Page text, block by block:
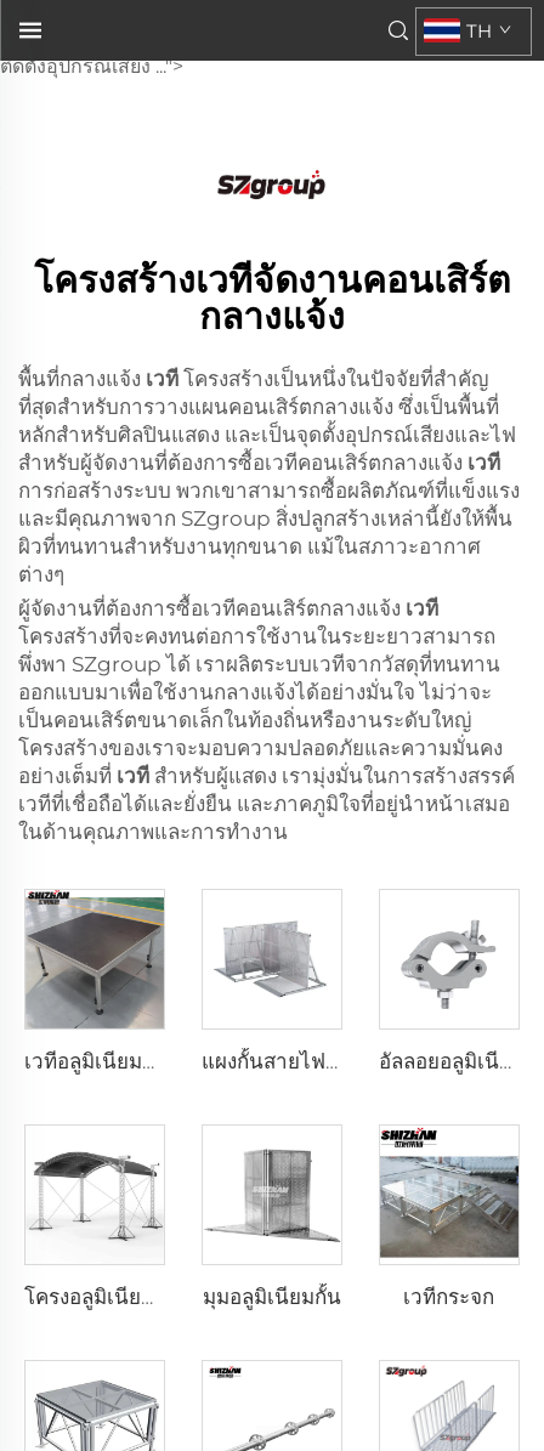
เวทีกลางแจ้งเป็นหนึ่งในปัจจัยที่สำคัญที่สุดสำหรับการวางแผนงาน
คอนเสิร์ตกลางแจ้ง ซึ่งเป็นพื้นที่หลักในการแสดงของศิลปินและจุด
ติดตั้งอุปกรณ์เสียง ...">
TH
โครงสร้างเวทีจัดงานคอนเสิร์ต
กลางแจ้ง
พื้นที่กลางแจ้ง เวที โครงสร้างเป็นหนึ่งในปัจจัยที่สำคัญ
ที่สุดสำหรับการวางแผนคอนเสิร์ตกลางแจ้ง ซึ่งเป็นพื้นที่
หลักสำหรับศิลปินแสดง และเป็นจุดตั้งอุปกรณ์เสียงและไฟ
สำหรับผู้จัดงานที่ต้องการซื้อเวทีคอนเสิร์ตกลางแจ้ง เวที
การก่อสร้างระบบ พวกเขาสามารถซื้อผลิตภัณฑ์ที่แข็งแรง
และมีคุณภาพจาก SZgroup สิ่งปลูกสร้างเหล่านี้ยังให้พื้น
ผิวที่ทนทานสำหรับงานทุกขนาด แม้ในสภาวะอากาศ
ต่างๆ
ผู้จัดงานที่ต้องการซื้อเวทีคอนเสิร์ตกลางแจ้ง เวที
โครงสร้างที่จะคงทนต่อการใช้งานในระยะยาวสามารถ
พึ่งพา SZgroup ได้ เราผลิตระบบเวทีจากวัสดุที่ทนทาน
ออกแบบมาเพื่อใช้งานกลางแจ้งได้อย่างมั่นใจ ไม่ว่าจะ
เป็นคอนเสิร์ตขนาดเล็กในท้องถิ่นหรืองานระดับใหญ่
โครงสร้างของเราจะมอบความปลอดภัยและความมั่นคง
อย่างเต็มที่ เวที สำหรับผู้แสดง เรามุ่งมั่นในการสร้างสรรค์
เวทีที่เชื่อถือได้และยั่งยืน และภาคภูมิใจที่อยู่นำหน้าเสมอ
ในด้านคุณภาพและการทำงาน
เวทีอลูมิเนียมแบบพกพา แผงกั้นสายไฟอลูมิเนียม อัลลอยอลูมิเนียมสีดำเงิน ตัวยึดท่อเกลียว โครงสร้างแสดงสินค้าแบบโครงเหล็ก อุปกรณ์ยึดจับอลูมิเนียม
โครงอลูมิเนียมสำหรับติดตั้งไฟ DJ คุณภาพสูงสามารถปรับแต่งได้ โครงสำหรับติดตั้งอุปกรณ์ประปา โครงอลูมิเนียมอัลลอยด์แบบพกพาสำหรับแสดงสินค้า มุมอลูมิเนียมกั้น เวทีกระจก